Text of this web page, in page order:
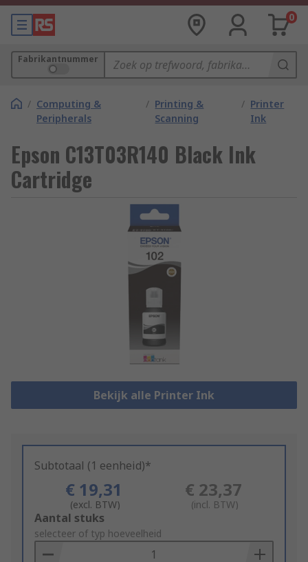
0
Fabrikantnummer
/ Computing &
Peripherals
/ Printing &
Scanning
/ Printer
Ink
Epson C13T03R140 Black Ink
Cartridge
Bekijk alle Printer Ink
Subtotaal (1 eenheid)*
€ 19,31
(excl. BTW)
€ 23,37
(incl. BTW)
Add
to
Basket
Aantal stuks
selecteer of typ hoeveelheid